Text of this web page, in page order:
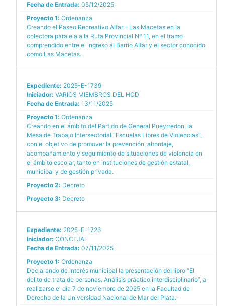
Fecha de Entrada: 05/12/2025
Proyecto 1: Ordenanza
Creando el Paseo Recreativo Alfar – Las Macetas en la
colectora paralela a la Ruta Provincial Nº 11, en el tramo
comprendido entre el ingreso al Barrio Alfar y el sector conocido
como Las Macetas.
Expediente: 2025-E-1739
Iniciador: VARIOS MIEMBROS DEL HCD
Fecha de Entrada: 13/11/2025
Proyecto 1: Ordenanza
Creando en el ámbito del Partido de General Pueyrredon, la
Mesa de Trabajo Intersectorial “Escuelas Libres de Violencias”,
con el objetivo de promover la prevención, abordaje,
acompañamiento y seguimiento de situaciones de violencia en
el ámbito escolar, tanto en instituciones de gestión estatal,
municipal y de gestión privada.
Proyecto 2: Decreto
Proyecto 3: Decreto
Expediente: 2025-E-1726
Iniciador: CONCEJAL
Fecha de Entrada: 07/11/2025
Proyecto 1: Ordenanza
Declarando de interés municipal la presentación del libro “El
delito de trata de personas. Análisis práctico interdisciplinario”, a
realizarse el día 7 de noviembre de 2025 en la Facultad de
Derecho de la Universidad Nacional de Mar del Plata.-